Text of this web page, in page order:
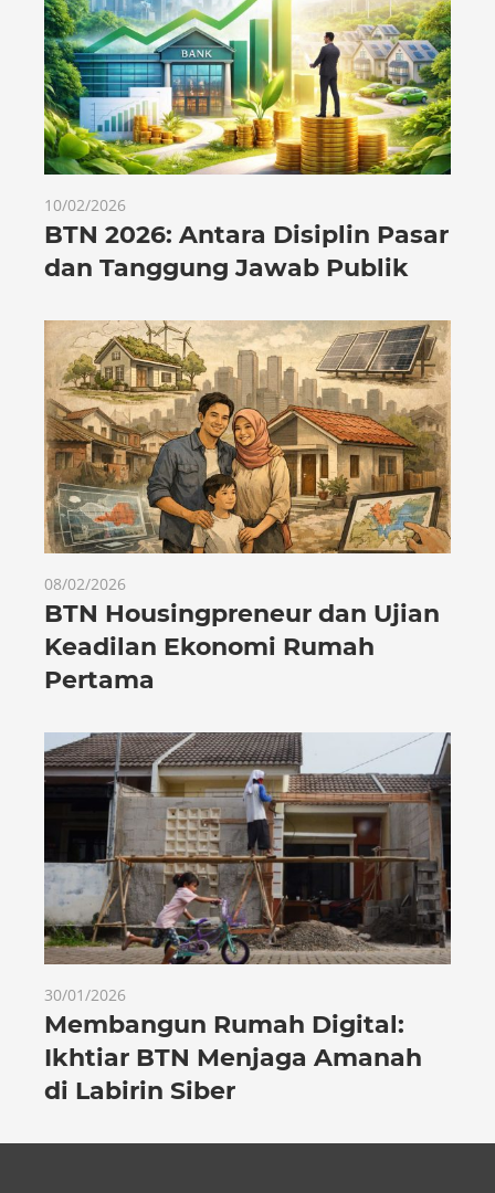
10/02/2026
BTN 2026: Antara Disiplin Pasar
dan Tanggung Jawab Publik
08/02/2026
BTN Housingpreneur dan Ujian
Keadilan Ekonomi Rumah
Pertama
30/01/2026
Membangun Rumah Digital:
Ikhtiar BTN Menjaga Amanah
di Labirin Siber